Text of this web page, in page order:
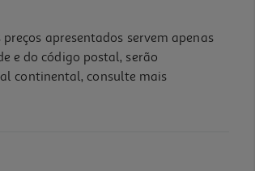
apresentados servem apenas
e do código postal, serão
continental, consulte mais